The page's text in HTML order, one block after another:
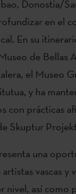
Donostia/
en el
En su
de Bellas
el Museo
y ha
con prácticas
Skuptur
una
vascas y
nivel, así como